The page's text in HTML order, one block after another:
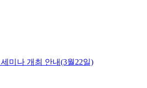
미나 개최 안내(3월22일)